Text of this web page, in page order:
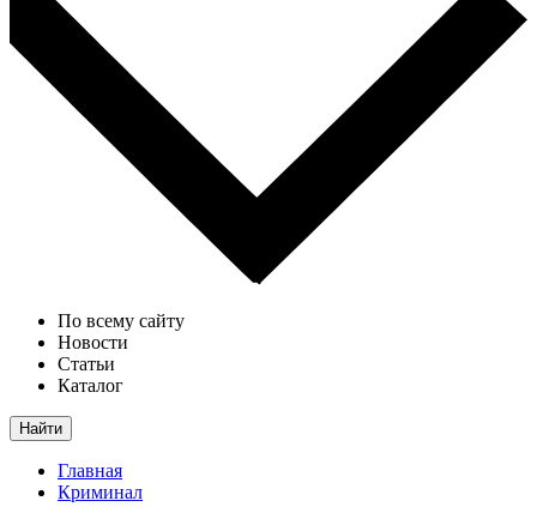
По всему сайту
Новости
Статьи
Каталог
Найти
Главная
Криминал